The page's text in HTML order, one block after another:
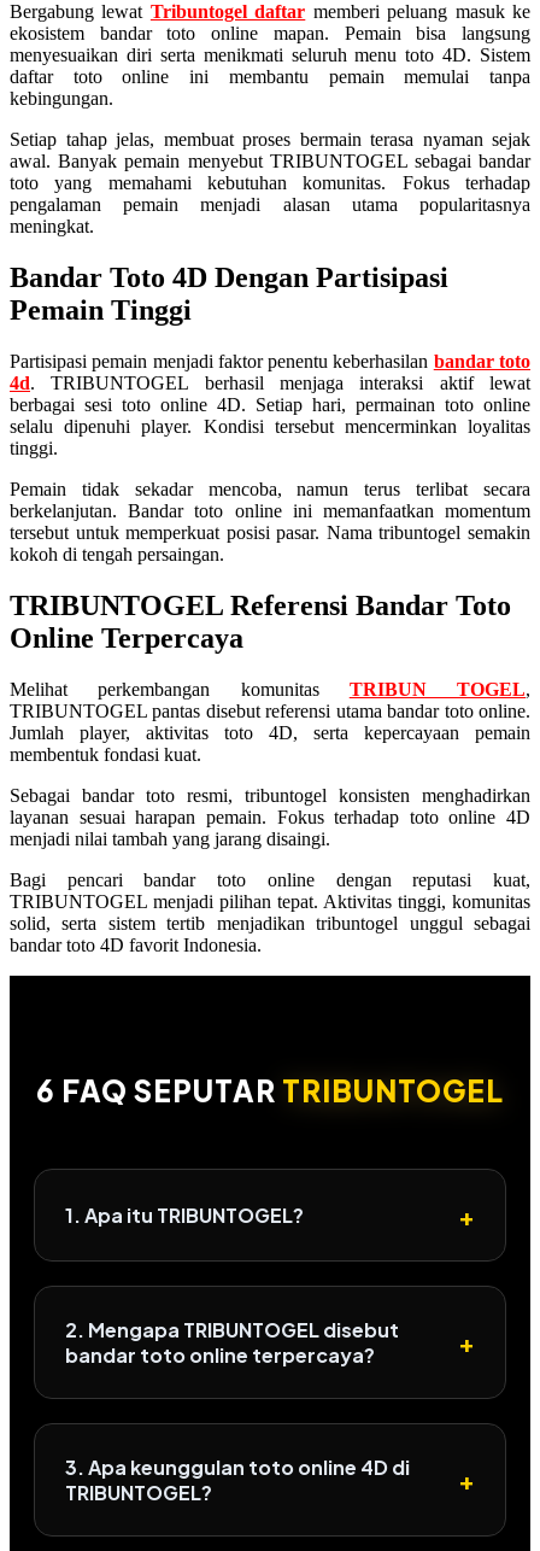
Bergabung lewat Tribuntogel daftar memberi peluang masuk ke
ekosistem bandar toto online mapan. Pemain bisa langsung
menyesuaikan diri serta menikmati seluruh menu toto 4D. Sistem
daftar toto online ini membantu pemain memulai tanpa
kebingungan.
Setiap tahap jelas, membuat proses bermain terasa nyaman sejak
awal. Banyak pemain menyebut TRIBUNTOGEL sebagai bandar
toto yang memahami kebutuhan komunitas. Fokus terhadap
pengalaman pemain menjadi alasan utama popularitasnya
meningkat.
Bandar Toto 4D Dengan Partisipasi
Pemain Tinggi
Partisipasi pemain menjadi faktor penentu keberhasilan bandar toto
4d. TRIBUNTOGEL berhasil menjaga interaksi aktif lewat
berbagai sesi toto online 4D. Setiap hari, permainan toto online
selalu dipenuhi player. Kondisi tersebut mencerminkan loyalitas
tinggi.
Pemain tidak sekadar mencoba, namun terus terlibat secara
berkelanjutan. Bandar toto online ini memanfaatkan momentum
tersebut untuk memperkuat posisi pasar. Nama tribuntogel semakin
kokoh di tengah persaingan.
TRIBUNTOGEL Referensi Bandar Toto
Online Terpercaya
Melihat perkembangan komunitas TRIBUN TOGEL,
TRIBUNTOGEL pantas disebut referensi utama bandar toto online.
Jumlah player, aktivitas toto 4D, serta kepercayaan pemain
membentuk fondasi kuat.
Sebagai bandar toto resmi, tribuntogel konsisten menghadirkan
layanan sesuai harapan pemain. Fokus terhadap toto online 4D
menjadi nilai tambah yang jarang disaingi.
Bagi pencari bandar toto online dengan reputasi kuat,
TRIBUNTOGEL menjadi pilihan tepat. Aktivitas tinggi, komunitas
solid, serta sistem tertib menjadikan tribuntogel unggul sebagai
bandar toto 4D favorit Indonesia.
6 FAQ SEPUTAR TRIBUNTOGEL
1. Apa itu TRIBUNTOGEL? +
2. Mengapa TRIBUNTOGEL disebut
bandar toto online terpercaya?
+
3. Apa keunggulan toto online 4D di
TRIBUNTOGEL?
+